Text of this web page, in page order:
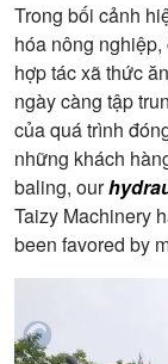
Trong bối cảnh
hóa nông
hợp tác xã thức
ngày càng tập
của quá trình
những khách
baling, our
Taizy Machinery
been favored by